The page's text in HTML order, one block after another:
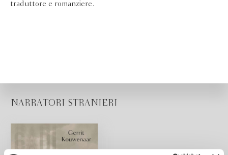
traduttore e romanziere.
NARRATORI STRANIERI